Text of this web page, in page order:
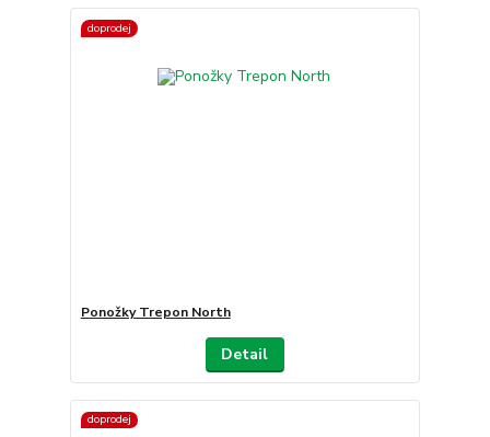
doprodej
Ponožky Trepon North
Detail
doprodej